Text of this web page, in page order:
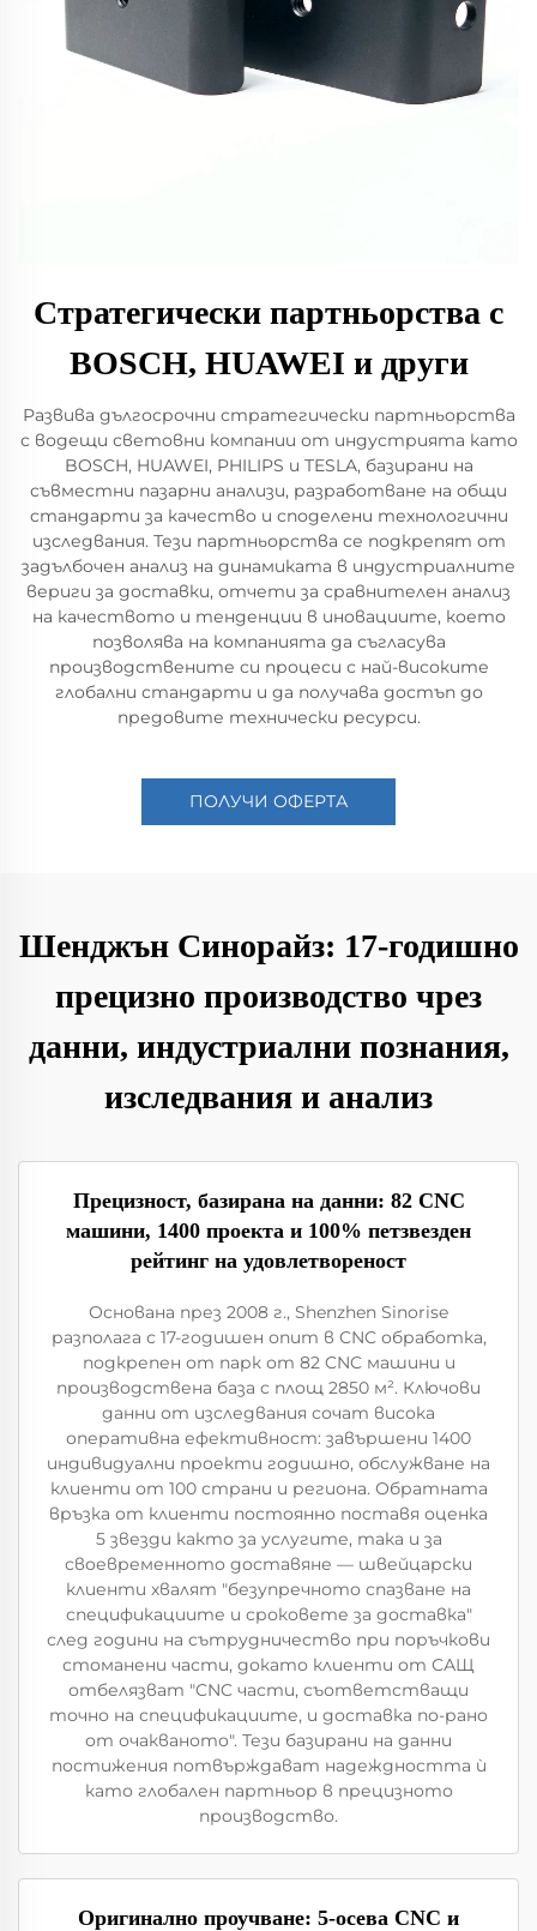
Стратегически партньорства с
BOSCH, HUAWEI и други
Развива дългосрочни стратегически партньорства
с водещи световни компании от индустрията като
BOSCH, HUAWEI, PHILIPS и TESLA, базирани на
съвместни пазарни анализи, разработване на общи
стандарти за качество и споделени технологични
изследвания. Тези партньорства се подкрепят от
задълбочен анализ на динамиката в индустриалните
вериги за доставки, отчети за сравнителен анализ
на качеството и тенденции в иновациите, което
позволява на компанията да съгласува
производствените си процеси с най-високите
глобални стандарти и да получава достъп до
предовите технически ресурси.
ПОЛУЧИ ОФЕРТА
Шенджън Синорайз: 17-годишно
прецизно производство чрез
данни, индустриални познания,
изследвания и анализ
Прецизност, базирана на данни: 82 CNC
машини, 1400 проекта и 100% петзвезден
рейтинг на удовлетвореност
Основана през 2008 г., Shenzhen Sinorise
разполага с 17-годишен опит в CNC обработка,
подкрепен от парк от 82 CNC машини и
производствена база с площ 2850 м². Ключови
данни от изследвания сочат висока
оперативна ефективност: завършени 1400
индивидуални проекти годишно, обслужване на
клиенти от 100 страни и региона. Обратната
връзка от клиенти постоянно поставя оценка
5 звезди както за услугите, така и за
своевременното доставяне — швейцарски
клиенти хвалят "безупречното спазване на
спецификациите и сроковете за доставка"
след години на сътрудничество при поръчкови
стоманени части, докато клиенти от САЩ
отбелязват "CNC части, съответстващи
точно на спецификациите, и доставка по-рано
от очакваното". Тези базирани на данни
постижения потвърждават надеждността ѝ
като глобален партньор в прецизното
производство.
Оригинално проучване: 5-осева CNC и